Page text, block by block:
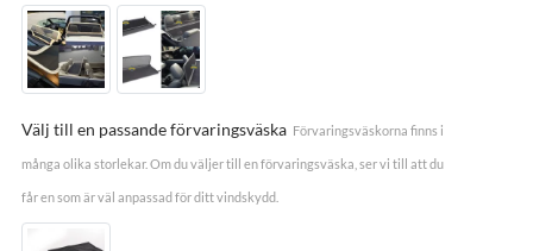
Välj till en passande förvaringsväska Förvaringsväskorna finns i
många olika storlekar. Om du väljer till en förvaringsväska, ser vi till att du
får en som är väl anpassad för ditt vindskydd.